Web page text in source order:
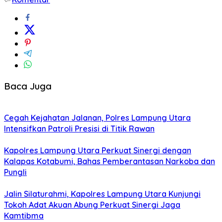
Baca Juga
Cegah Kejahatan Jalanan, Polres Lampung Utara
Intensifkan Patroli Presisi di Titik Rawan
Kapolres Lampung Utara Perkuat Sinergi dengan
Kalapas Kotabumi, Bahas Pemberantasan Narkoba dan
Pungli
Jalin Silaturahmi, Kapolres Lampung Utara Kunjungi
Tokoh Adat Akuan Abung Perkuat Sinergi Jaga
Kamtibma